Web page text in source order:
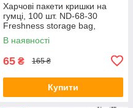
Харчові пакети кришки на
гумці, 100 шт. ND-68-30
Freshness storage bag,
Прозорі/Поліетиленові пакети
для їжі
В наявності
65 ₴ 165 ₴
Купити